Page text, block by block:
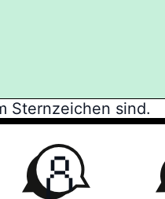
Sternzeichen sind.